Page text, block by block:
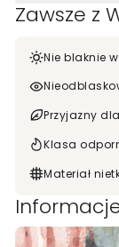
Zawsze z
Nie blaknie
Przyjazny
Klasa
Materiał